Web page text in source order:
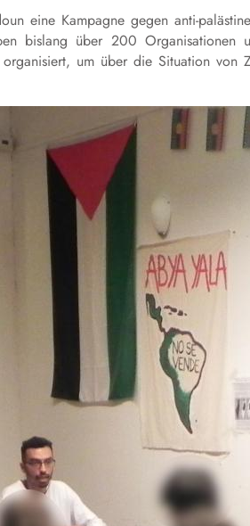
eine Kampagne gegen anti-
bislang über 200
organisiert, um über die Situation